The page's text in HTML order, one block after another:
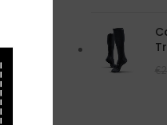
La
il
grado di